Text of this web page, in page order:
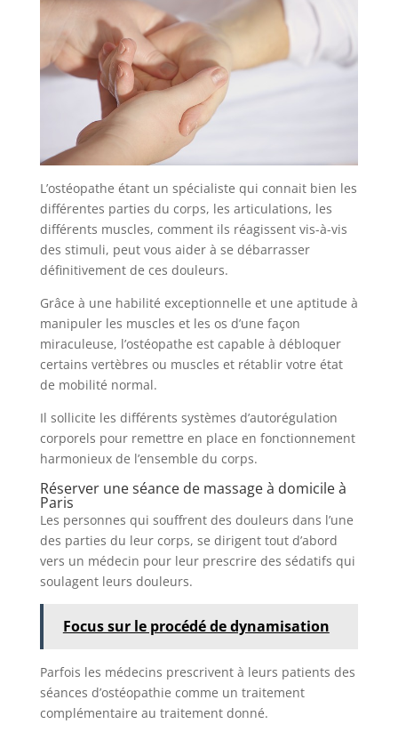
L’ostéopathe étant un spécialiste qui connait bien les
différentes parties du corps, les articulations, les
différents muscles, comment ils réagissent vis-à-vis
des stimuli, peut vous aider à se débarrasser
définitivement de ces douleurs.
Grâce à une habilité exceptionnelle et une aptitude à
manipuler les muscles et les os d’une façon
miraculeuse, l’ostéopathe est capable à débloquer
certains vertèbres ou muscles et rétablir votre état
de mobilité normal.
Il sollicite les différents systèmes d’autorégulation
corporels pour remettre en place en fonctionnement
harmonieux de l’ensemble du corps.
Réserver une séance de massage à domicile à
Paris
Les personnes qui souffrent des douleurs dans l’une
des parties du leur corps, se dirigent tout d’abord
vers un médecin pour leur prescrire des sédatifs qui
soulagent leurs douleurs.
Focus sur le procédé de dynamisation
Parfois les médecins prescrivent à leurs patients des
séances d’ostéopathie comme un traitement
complémentaire au traitement donné.